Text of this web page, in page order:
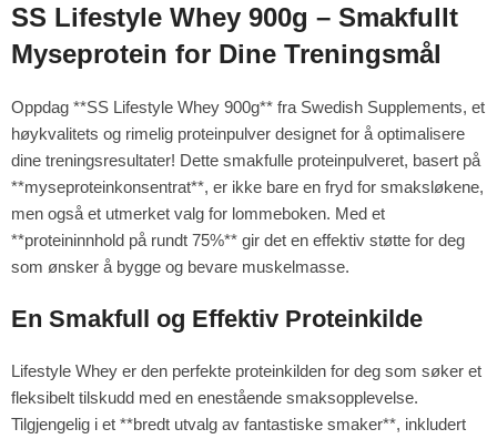
SS Lifestyle Whey 900g – Smakfullt
Myseprotein for Dine Treningsmål
Oppdag **SS Lifestyle Whey 900g** fra Swedish Supplements, et
høykvalitets og rimelig proteinpulver designet for å optimalisere
dine treningsresultater! Dette smakfulle proteinpulveret, basert på
**myseproteinkonsentrat**, er ikke bare en fryd for smaksløkene,
men også et utmerket valg for lommeboken. Med et
**proteininnhold på rundt 75%** gir det en effektiv støtte for deg
som ønsker å bygge og bevare muskelmasse.
En Smakfull og Effektiv Proteinkilde
Lifestyle Whey er den perfekte proteinkilden for deg som søker et
fleksibelt tilskudd med en enestående smaksopplevelse.
Tilgjengelig i et **bredt utvalg av fantastiske smaker**, inkludert